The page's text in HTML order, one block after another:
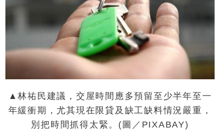
▲林祐民建議，交屋時間應多預留至少半年至一
年緩衝期，尤其現在限貸及缺工缺料情況嚴重，
別把時間抓得太緊。(圖／PIXABAY)